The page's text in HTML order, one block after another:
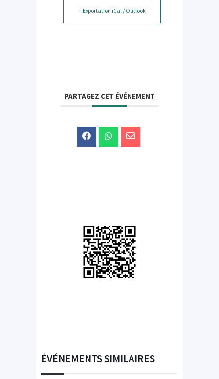
+ Exportation iCal / Outlook
PARTAGEZ CET ÉVÉNEMENT
ÉVÉNEMENTS SIMILAIRES